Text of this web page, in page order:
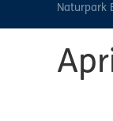
Naturpark